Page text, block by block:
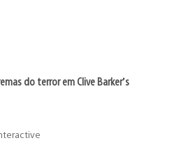
do terror em Clive Barker’s